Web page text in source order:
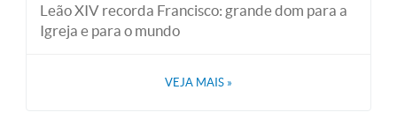
Leão XIV recorda Francisco: grande dom para a
Igreja e para o mundo
VEJA MAIS »